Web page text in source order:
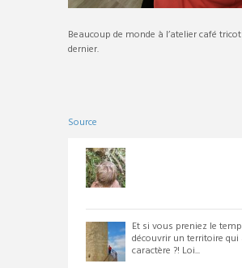
Beaucoup de monde à l’atelier café
dernier.
Source
Et si vous preniez le
découvrir un territoire qui
caractère ?! Loi...